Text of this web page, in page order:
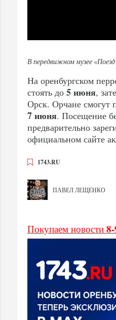
В передвижном музее
На оренбургском
стоять до 5 июня,
Орск. Орчане смогут
7 июня. Посещение
предварительно
официальном сайте
1743.RU
ПАВЕЛ ЛЕЩЕНКО
Покупаем новости